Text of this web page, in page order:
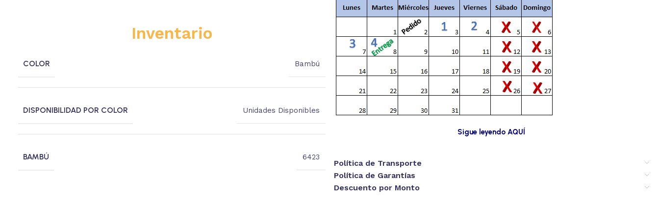
Inventario
COLOR Bambú
DISPONIBILIDAD POR COLOR Unidades Disponibles
BAMBÚ 6423
Sigue leyendo AQUÍ
Política de Transporte
Política de Garantías
Descuento por Monto